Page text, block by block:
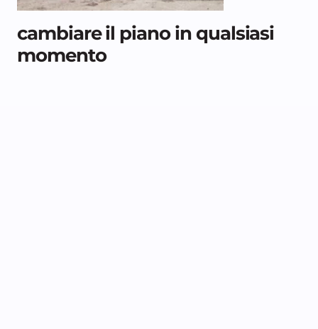
cambiare il piano in qualsiasi
momento